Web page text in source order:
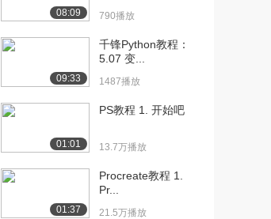
[14] 千锋Java教程：5.使
10:48
[15] 千锋Java教程：
06:07
[16] 千锋Java教程：7.其
09:08
08:09 790播放
09:33
千锋Python教程：
5.07 变...
1487播放
01:01
PS教程 1. 开始吧
13.7万播放
01:37
Procreate教程 1.
Pr...
21.5万播放